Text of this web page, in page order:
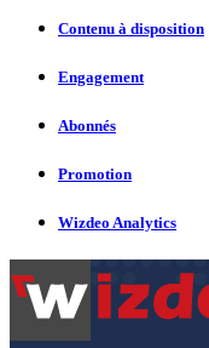
Contenu à disposition
Engagement
Abonnés
Promotion
Wizdeo Analytics